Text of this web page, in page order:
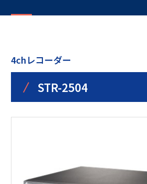
4chレコーダー
/ STR-2504